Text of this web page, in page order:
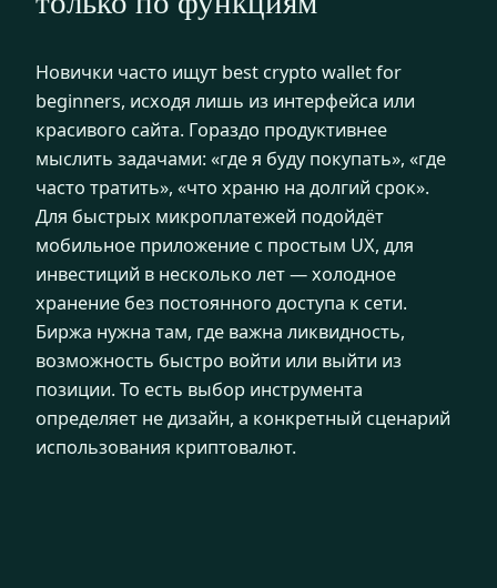
Новички часто ищут best crypto wallet for
beginners, исходя лишь из интерфейса или
красивого сайта. Гораздо продуктивнее
мыслить задачами: «где я буду покупать», «где
часто тратить», «что храню на долгий срок».
Для быстрых микроплатежей подойдёт
мобильное приложение с простым UX, для
инвестиций в несколько лет — холодное
хранение без постоянного доступа к сети.
Биржа нужна там, где важна ликвидность,
возможность быстро войти или выйти из
позиции. То есть выбор инструмента
определяет не дизайн, а конкретный сценарий
использования криптовалют.